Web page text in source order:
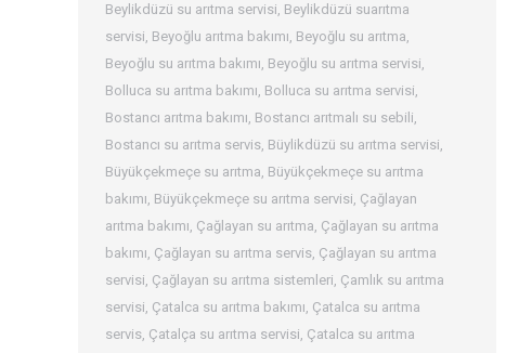
Beylikdüzü su arıtma servisi, Beylikdüzü suarıtma
servisi, Beyoğlu arıtma bakımı, Beyoğlu su arıtma,
Beyoğlu su arıtma bakımı, Beyoğlu su arıtma servisi,
Bolluca su arıtma bakımı, Bolluca su arıtma servisi,
Bostancı arıtma bakımı, Bostancı arıtmalı su sebili,
Bostancı su arıtma servis, Büylikdüzü su arıtma servisi,
Büyükçekmeçe su arıtma, Büyükçekmeçe su arıtma
bakımı, Büyükçekmeçe su arıtma servisi, Çağlayan
arıtma bakımı, Çağlayan su arıtma, Çağlayan su arıtma
bakımı, Çağlayan su arıtma servis, Çağlayan su arıtma
servisi, Çağlayan su arıtma sistemleri, Çamlık su arıtma
servisi, Çatalca su arıtma bakımı, Çatalca su arıtma
servis, Çatalça su arıtma servisi, Çatalca su arıtma